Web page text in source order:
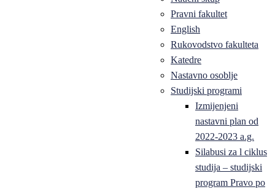
Pravni fakultet
English
Rukovodstvo fakulteta
Katedre
Nastavno osoblje
Studijski programi
Izmijenjeni
nastavni plan od
2022-2023 a.g.
Silabusi za l ciklus
studija – studijski
program Pravo po